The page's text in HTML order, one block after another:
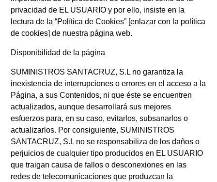
privacidad de EL USUARIO y por ello, insiste en la
lectura de la “Política de Cookies” [enlazar con la política
de cookies] de nuestra página web.
Disponibilidad de la página
SUMINISTROS SANTACRUZ, S.L no garantiza la
inexistencia de interrupciones o errores en el acceso a la
Página, a sus Contenidos, ni que éste se encuentren
actualizados, aunque desarrollará sus mejores
esfuerzos para, en su caso, evitarlos, subsanarlos o
actualizarlos. Por consiguiente, SUMINISTROS
SANTACRUZ, S.L no se responsabiliza de los daños o
perjuicios de cualquier tipo producidos en EL USUARIO
que traigan causa de fallos o desconexiones en las
redes de telecomunicaciones que produzcan la